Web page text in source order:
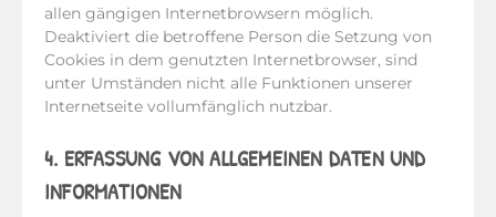
allen gängigen Internetbrowsern möglich.
Deaktiviert die betroffene Person die Setzung von
Cookies in dem genutzten Internetbrowser, sind
unter Umständen nicht alle Funktionen unserer
Internetseite vollumfänglich nutzbar.
4. ERFASSUNG VON ALLGEMEINEN DATEN UND
INFORMATIONEN